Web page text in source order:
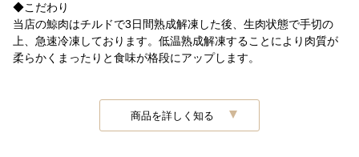
◆こだわり
当店の鯨肉はチルドで3日間熟成解凍した後、生肉状態で手切の
上、急速冷凍しております。低温熟成解凍することにより肉質が
柔らかくまったりと食味が格段にアップします。
商品を詳しく知る